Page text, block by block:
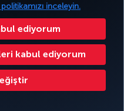
inceleyin.
ediyorum
kabul ediyorum